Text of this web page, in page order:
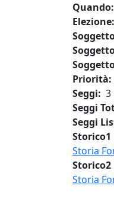
Quando
Elezione
Priorità
Seggi
3
Seggi
Seggi
Storico1
Storia
Storico2
Storia